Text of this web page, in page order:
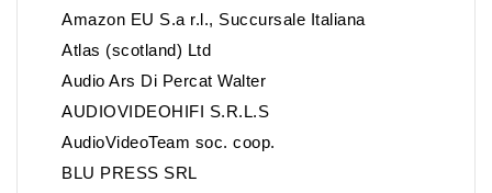
Amazon EU S.a r.l., Succursale Italiana
Atlas (scotland) Ltd
Audio Ars Di Percat Walter
AUDIOVIDEOHIFI S.R.L.S
AudioVideoTeam soc. coop.
BLU PRESS SRL